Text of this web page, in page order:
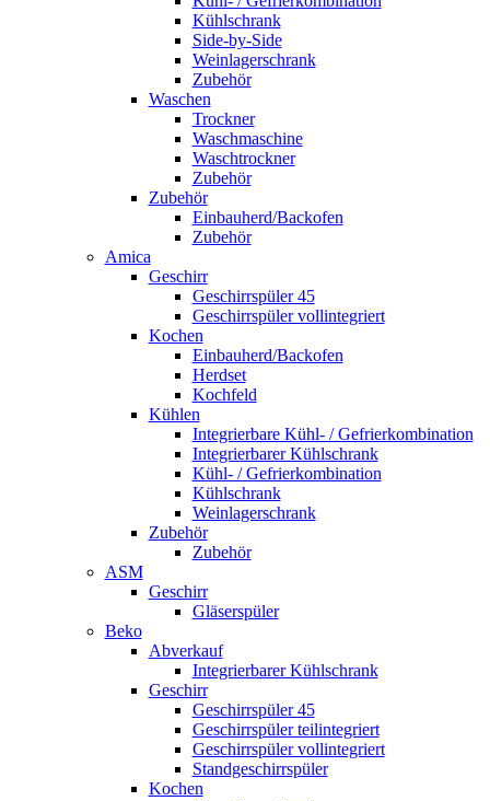
Kühlschrank
Side-by-Side
Weinlagerschrank
Zubehör
Waschen
Trockner
Waschmaschine
Waschtrockner
Zubehör
Zubehör
Einbauherd/Backofen
Zubehör
Amica
Geschirr
Geschirrspüler 45
Geschirrspüler vollintegriert
Kochen
Einbauherd/Backofen
Herdset
Kochfeld
Kühlen
Integrierbare Kühl- / Gefrierkombination
Integrierbarer Kühlschrank
Kühl- / Gefrierkombination
Kühlschrank
Weinlagerschrank
Zubehör
Zubehör
ASM
Geschirr
Gläserspüler
Beko
Abverkauf
Integrierbarer Kühlschrank
Geschirr
Geschirrspüler 45
Geschirrspüler teilintegriert
Geschirrspüler vollintegriert
Standgeschirrspüler
Kochen